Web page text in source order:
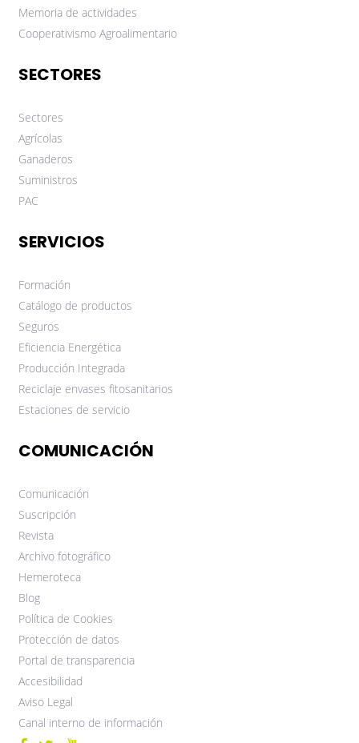
Memoria de actividades
Cooperativismo Agroalimentario
SECTORES
Sectores
Agrícolas
Ganaderos
Suministros
PAC
SERVICIOS
Formación
Catálogo de productos
Seguros
Eficiencia Energética
Producción Integrada
Reciclaje envases fitosanitarios
Estaciones de servicio
COMUNICACIÓN
Comunicación
Suscripción
Revista
Archivo fotográfico
Hemeroteca
Blog
Política de Cookies
Protección de datos
Portal de transparencia
Accesibilidad
Aviso Legal
Canal interno de información